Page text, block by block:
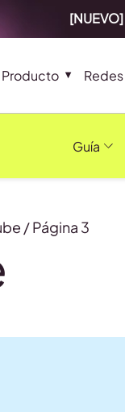
Producto
Guía
/Página 3